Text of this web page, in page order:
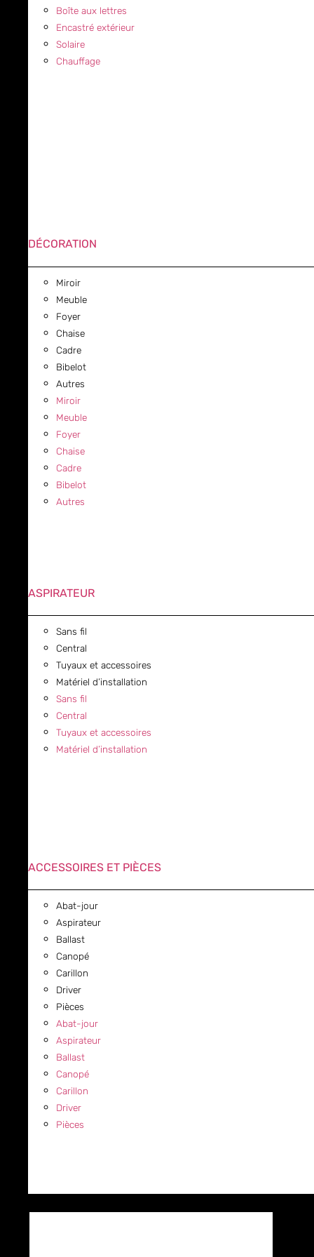
Boîte aux lettres
Encastré extérieur
Solaire
Chauffage
DÉCORATION
Miroir
Meuble
Foyer
Chaise
Cadre
Bibelot
Autres
Miroir
Meuble
Foyer
Chaise
Cadre
Bibelot
Autres
ASPIRATEUR
Sans fil
Central
Tuyaux et accessoires
Matériel d’installation
Sans fil
Central
Tuyaux et accessoires
Matériel d’installation
ACCESSOIRES ET PIÈCES
Abat-jour
Aspirateur
Ballast
Canopé
Carillon
Driver
Pièces
Abat-jour
Aspirateur
Ballast
Canopé
Carillon
Driver
Pièces